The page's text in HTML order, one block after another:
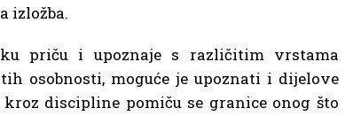
izložba.
priču i upoznaje s različitim vrstama
osobnosti, moguće je upoznati i dijelove
discipline pomiču se granice onog što